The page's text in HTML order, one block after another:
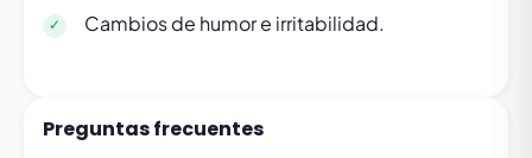
Cambios de humor e irritabilidad.
Preguntas frecuentes